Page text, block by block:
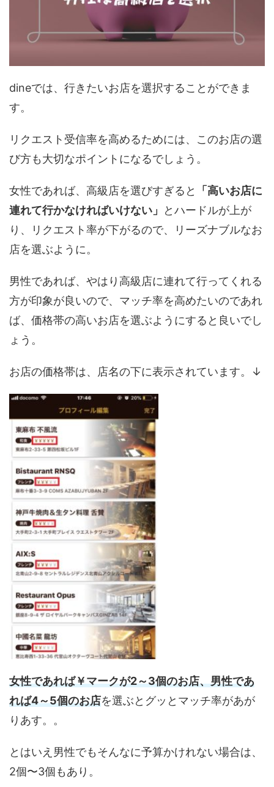
dineでは、行きたいお店を選択することができま
す。
リクエスト受信率を高めるためには、このお店の選
び方も大切なポイントになるでしょう。
女性であれば、高級店を選びすぎると
「高いお店に
連れて行かなければいけない」
とハードルが上が
り、リクエスト率が下がるので、リーズナブルなお
店を選ぶように。
男性であれば、やはり高級店に連れて行ってくれる
方が印象が良いので、マッチ率を高めたいのであれ
ば、価格帯の高いお店を選ぶようにすると良いでし
ょう。
お店の価格帯は、店名の下に表示されています。↓
女性であれば￥マークが2～3個のお店、男性であ
れば4～5個のお店を選ぶとグッとマッチ率があが
りあす。。
とはいえ男性でもそんなに予算かけれない場合は、
2個〜3個もあり。